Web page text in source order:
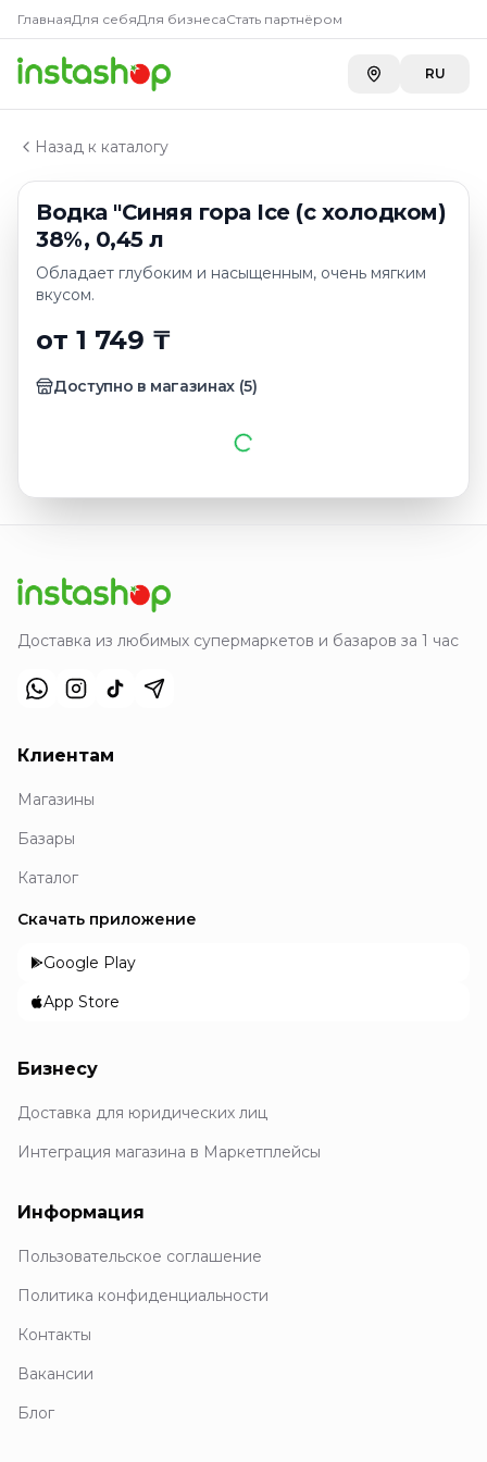
ГлавнаяДля себяДля бизнесаСтать партнёром
RU
Назад к каталогу
Водка "Синяя гора Ice (с холодком)
38%, 0,45 л
Обладает глубоким и насыщенным, очень мягким
вкусом.
от 1 749 ₸
Доступно в магазинах (5)
Главная
Каталог
Казахстанская водка
Водка "Синяя гора Ice (с холодком) 38%, 0,45 л
КупитьВодка "Синяя гора
METRO г. Усть-Каменогорск
Доставка из любимых супермаркетов и базаров за 1 час
Клиентам
Магазины
Базары
Каталог
Скачать приложение
Google Play
App Store
Бизнесу
Доставка для юридических лиц
Интеграция магазина в Маркетплейсы
Информация
Пользовательское соглашение
Политика конфиденциальности
Контакты
Вакансии
Блог